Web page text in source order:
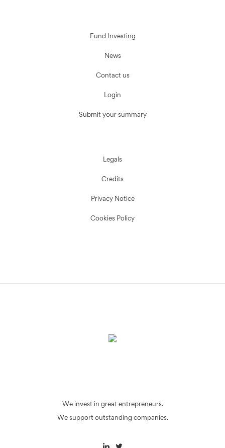
Fund Investing
News
Contact us
Login
Submit your summary
Legals
Credits
Privacy Notice
Cookies Policy
We invest in great entrepreneurs.
We support outstanding companies.